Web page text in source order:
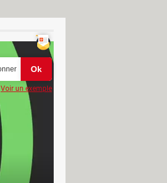
Voir un exemple